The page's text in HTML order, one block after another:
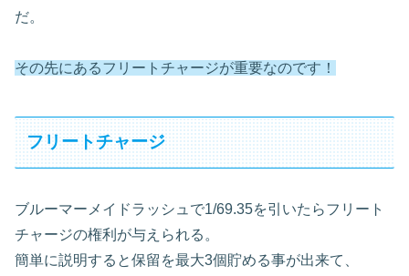
だ。
その先にあるフリートチャージが重要なのです！
フリートチャージ
ブルーマーメイドラッシュで1/69.35を引いたらフリート
チャージの権利が与えられる。
簡単に説明すると保留を最大3個貯める事が出来て、